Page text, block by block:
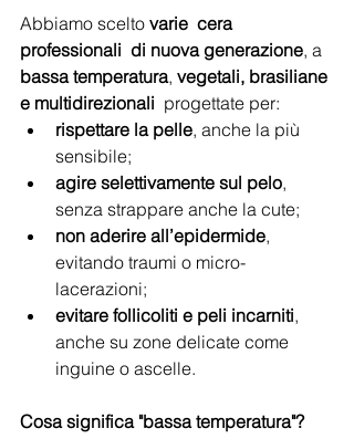
Abbiamo scelto varie  cera
professionali  di nuova generazione, a
bassa temperatura, vegetali, brasiliane
e multidirezionali progettate per:
rispettare la pelle, anche la più
sensibile;
agire selettivamente sul pelo,
senza strappare anche la cute;
non aderire all’epidermide,
evitando traumi o micro-
lacerazioni;
evitare follicoliti e peli incarniti,
anche su zone delicate come
inguine o ascelle.
Cosa significa "bassa temperatura"?